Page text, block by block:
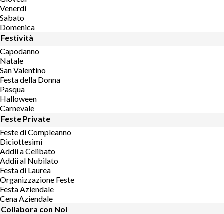
Venerdì
Sabato
Domenica
Festività
Capodanno
Natale
San Valentino
Festa della Donna
Pasqua
Halloween
Carnevale
Feste Private
Feste di Compleanno
Diciottesimi
Addii a Celibato
Addii al Nubilato
Festa di Laurea
Organizzazione Feste
Festa Aziendale
Cena Aziendale
Collabora con Noi